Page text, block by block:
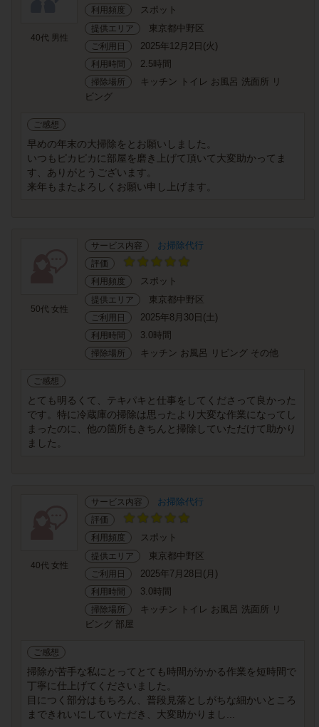
40代 男性
利用頻度
スポット
提供エリア 東京都中野区
ご利用日 2025年12月2日(火)
利用時間 2.5時間
掃除場所
キッチン トイレ お風呂 洗面所 リ
ビング
ご感想
早めの年末の大掃除をとお願いしました。
いつもピカピカに部屋を磨き上げて頂いて大変助かってま
す、ありがとうございます。
来年もまたよろしくお願い申し上げます。
50代 女性
サービス内容 お掃除代行
評価
利用頻度
スポット
提供エリア 東京都中野区
ご利用日 2025年8月30日(土)
利用時間 3.0時間
掃除場所 キッチン お風呂 リビング その他
ご感想
とても明るくて、テキパキと仕事をしてくださって良かった
です。特に冷蔵庫の掃除は思ったより大変な作業になってし
まったのに、他の箇所もきちんと掃除していただけて助かり
ました。
40代 女性
サービス内容 お掃除代行
評価
利用頻度
スポット
提供エリア 東京都中野区
ご利用日 2025年7月28日(月)
利用時間 3.0時間
掃除場所
キッチン トイレ お風呂 洗面所 リ
ビング 部屋
ご感想
掃除が苦手な私にとってとても時間がかかる作業を短時間で
丁寧に仕上げてくださいました。
目につく部分はもちろん、普段見落としがちな細かいところ
まできれいにしていただき、大変助かりまし...